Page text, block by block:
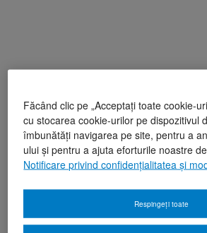
Făcând clic pe „Acceptați toate cookie-
cu stocarea cookie-urilor pe dispozitivul
îmbunătăți navigarea pe site, pentru a
ului și pentru a ajuta eforturile noastre
Notificare privind confidențialitatea și
Respingeți toate